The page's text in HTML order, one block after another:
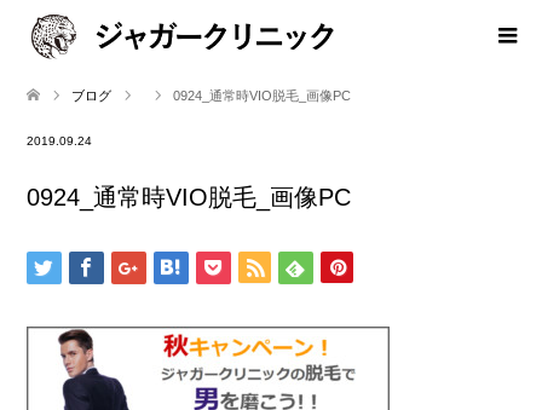
ブログ 0924_通常時VIO脱毛_画像PC
2019.09.24
0924_通常時VIO脱毛_画像PC